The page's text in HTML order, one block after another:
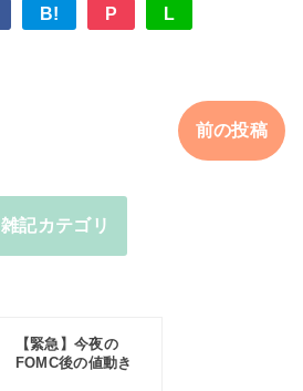
B! P L
前の投稿
雑記カテゴリ
【緊急】今夜の
FOMC後の値動き